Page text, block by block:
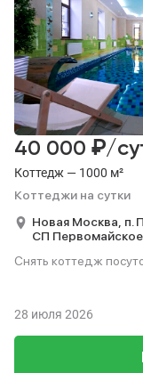
Коттедж — 1000 м²
Коттеджи на сутки
40 000 ₽/
Новая Москва, п.
СП Первомайское,
Снять коттедж
28 июля 2026